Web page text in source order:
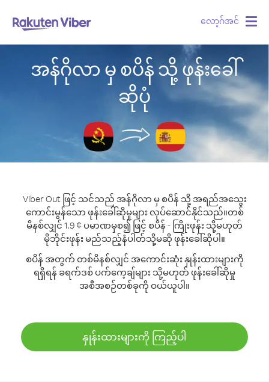
လော့ဂ်အင်
အန်ဂိုလာ မှ စပိန် သို့ ဖုန်းခေါ်
ဆိုပုံ
Viber Out ဖြင့် သင်သည် အန်ဂိုလာ မှ စပိန် သို့ အရည်အသွေး
ကောင်းမွန်သော ဖုန်းခေါ်ဆိုမှုများ လုပ်ဆောင်နိုင်သည်။တစ်
မိနစ်လျှင် 1.9 ¢ ပမာဏမှစ၍ ဖြင့် စပိန် - ကြိုးဖုန်း သို့မဟုတ်
မိုဘိုင်းဖုန်း မည်သည့်နံပါတ်သို့မဆို ဖုန်းခေါ်ဆိုပါ။
စပိန် အတွက် တစ်မိနစ်လျှင် အကောင်းဆုံး နှုန်းထားများကို
ရရှိရန် ခရက်ဒစ် ပက်ကေ့ချ်များ သို့မဟုတ် ဖုန်းခေါ်ဆိုမှု
အစီအစဉ်တစ်ခုကို ဝယ်ယူပါ။
နှုန်းထားများကို ကြည့်ပါ